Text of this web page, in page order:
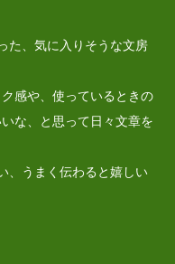
た、気に入りそうな文房
感や、使っているときの
な、と思って日々文章を
、うまく伝わると嬉しい